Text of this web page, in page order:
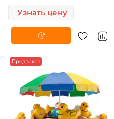
Узнать цену
Предзаказ